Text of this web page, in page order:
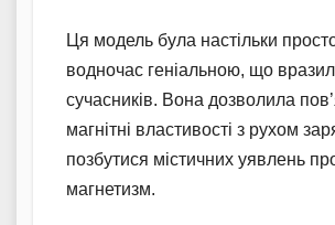
Ця модель була настільки
водночас геніальною, що
сучасників. Вона дозволила
магнітні властивості з рухом
позбутися містичних уявлень
магнетизм.